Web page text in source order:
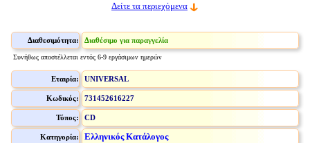
Δείτε τα περιεχόμενα
Διαθεσιμότητα: Διαθέσιμο για παραγγελία
Συνήθως αποστέλλεται εντός 6-9 εργάσιμων ημερών
Εταιρία: UNIVERSAL
Κωδικός: 731452616227
Τύπος: CD
Κατηγορία: Ελληνικός Κατάλογος